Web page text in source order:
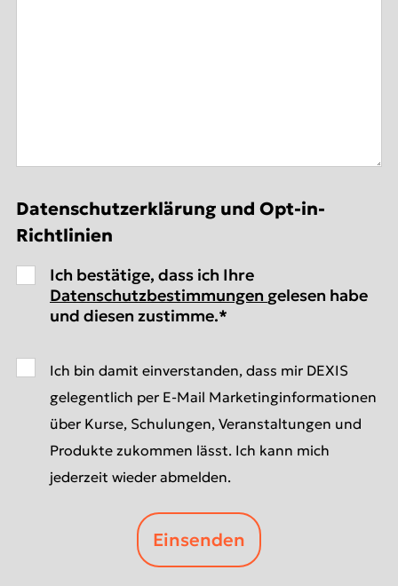
Datenschutzerklärung und Opt-in-
Richtlinien
Ich bestätige, dass ich Ihre
Datenschutzbestimmungen gelesen habe
und diesen zustimme.*
Ich bin damit einverstanden, dass mir DEXIS
gelegentlich per E-Mail Marketinginformationen
über Kurse, Schulungen, Veranstaltungen und
Produkte zukommen lässt. Ich kann mich
jederzeit wieder abmelden.